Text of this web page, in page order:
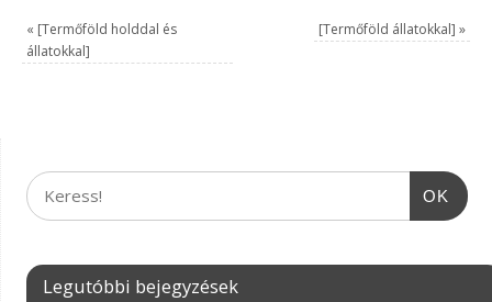
« [Termőföld holddal és
állatokkal]
[Termőföld állatokkal] »
OK
Legutóbbi bejegyzések